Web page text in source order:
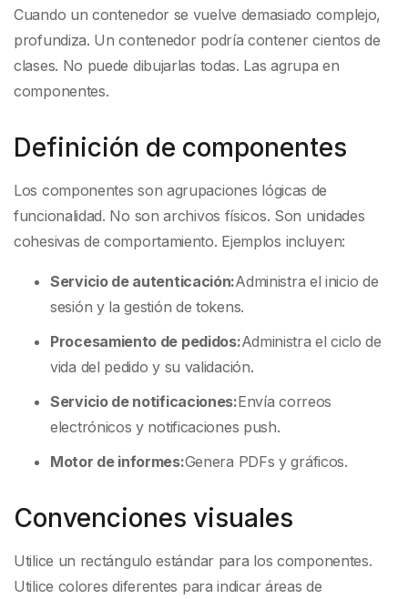
Cuando un contenedor se vuelve demasiado complejo,
profundiza. Un contenedor podría contener cientos de
clases. No puede dibujarlas todas. Las agrupa en
componentes.
Definición de componentes
Los componentes son agrupaciones lógicas de
funcionalidad. No son archivos físicos. Son unidades
cohesivas de comportamiento. Ejemplos incluyen:
Servicio de autenticación:Administra el inicio de
sesión y la gestión de tokens.
Procesamiento de pedidos:Administra el ciclo de
vida del pedido y su validación.
Servicio de notificaciones:Envía correos
electrónicos y notificaciones push.
Motor de informes:Genera PDFs y gráficos.
Convenciones visuales
Utilice un rectángulo estándar para los componentes.
Utilice colores diferentes para indicar áreas de